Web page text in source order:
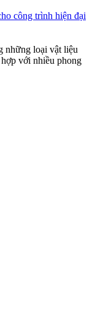
công trình hiện đại
những loại vật liệu
với nhiều phong